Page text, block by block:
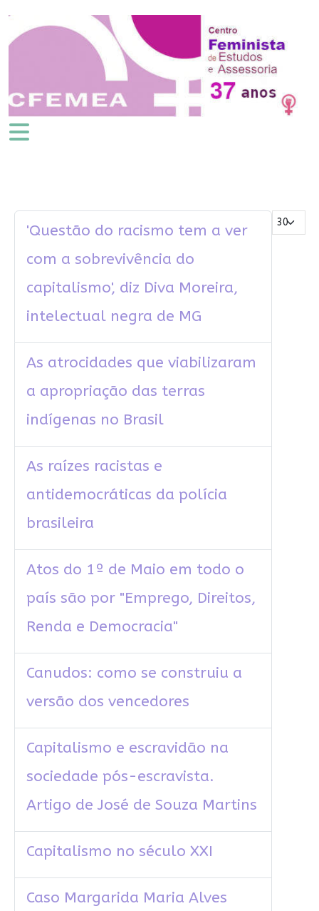
Mostrar #
'Questão do racismo tem a ver
com a sobrevivência do
capitalismo', diz Diva Moreira,
intelectual negra de MG
As atrocidades que viabilizaram
a apropriação das terras
indígenas no Brasil
As raízes racistas e
antidemocráticas da polícia
brasileira
Atos do 1º de Maio em todo o
país são por "Emprego, Direitos,
Renda e Democracia"
Canudos: como se construiu a
versão dos vencedores
Capitalismo e escravidão na
sociedade pós-escravista.
Artigo de José de Souza Martins
Capitalismo no século XXI
Caso Margarida Maria Alves